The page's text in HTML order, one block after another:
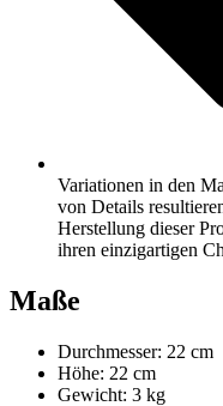
Variationen in den
von Details
Herstellung dieser
ihren einzigartigen
Maße
Durchmesser: 22 cm
Höhe: 22 cm
Gewicht: 3 kg